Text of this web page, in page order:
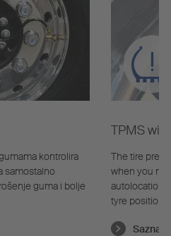
kontrolira
samostalno
guma i bolje
TPMS
The tire
when you
autolocation
tyre position.
pressure and